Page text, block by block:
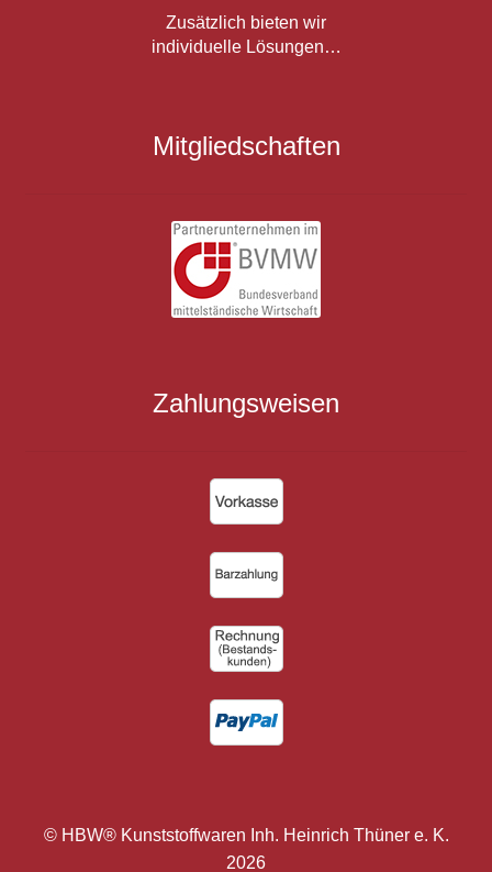
Zusätzlich bieten wir
individuelle Lösungen…
Mitgliedschaften
Zahlungsweisen
© HBW® Kunststoffwaren Inh. Heinrich Thüner e. K.
2026